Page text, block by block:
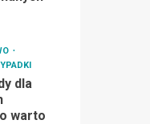
dla
warto